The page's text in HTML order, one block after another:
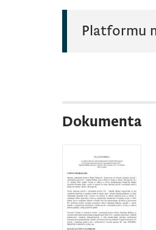
Platformu
Dokumenta